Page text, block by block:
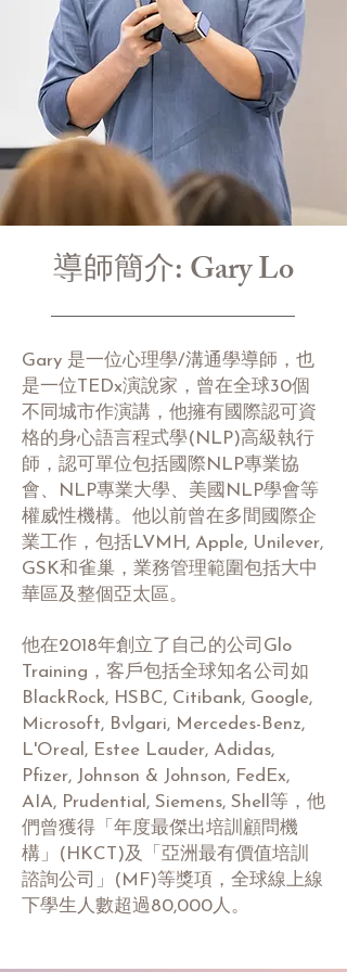
導師簡介: Gary Lo
Gary 是一位心理學/溝通學導師，也
是一位TEDx演說家，曾在全球30個
不同城市作演講，他擁有國際認可資
格的身心語言程式學(NLP)高級執行
師，認可單位包括國際NLP專業協
會、NLP專業大學、美國NLP學會等
權威性機構。他以前曾在多間國際企
業工作，包括LVMH, Apple, Unilever,
GSK和雀巢，業務管理範圍包括大中
華區及整個亞太區。
他在2018年創立了自己的公司Glo
Training，客戶包括全球知名公司如
BlackRock, HSBC, Citibank, Google,
Microsoft, Bvlgari, Mercedes-Benz,
L'Oreal, Estee Lauder, Adidas,
Pfizer, Johnson & Johnson, FedEx,
AIA, Prudential, Siemens, Shell等，他
們曾獲得「年度最傑出培訓顧問機
構」(HKCT)及「亞洲最有價值培訓
諮詢公司」(MF)等獎項，全球線上線
下學生人數超過80,000人。